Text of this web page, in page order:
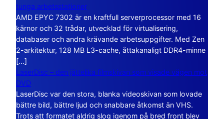
tunga arbetsstationer
AMD EPYC 7302 är en kraftfull serverprocessor med 16
kärnor och 32 trådar, utvecklad för virtualisering,
databaser och andra krävande arbetsuppgifter. Med Zen
2-arkitektur, 128 MB L3-cache, åttakanaligt DDR4-minne
[…]
LaserDisc – den jättelika filmskivan som visade vägen mot
DVD
LaserDisc var den stora, blanka videoskivan som lovade
bättre bild, bättre ljud och snabbare åtkomst än VHS.
Trots att formatet aldrig slog igenom på bred front blev